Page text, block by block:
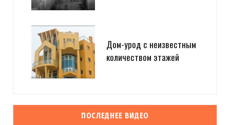
Дом-урод с неизвестным
количеством этажей
ПОСЛЕДНЕЕ ВИДЕО